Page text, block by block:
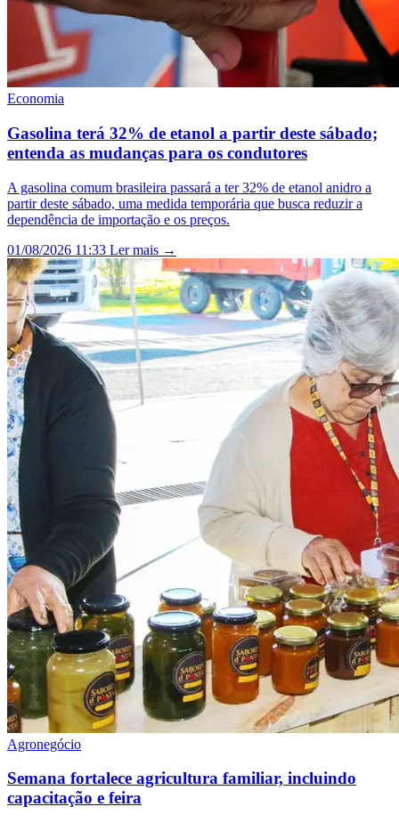
Economia
Gasolina terá 32% de etanol a partir deste sábado;
entenda as mudanças para os condutores
A gasolina comum brasileira passará a ter 32% de etanol anidro a
partir deste sábado, uma medida temporária que busca reduzir a
dependência de importação e os preços.
01/08/2026 11:33 Ler mais →
Agronegócio
Semana fortalece agricultura familiar, incluindo
capacitação e feira